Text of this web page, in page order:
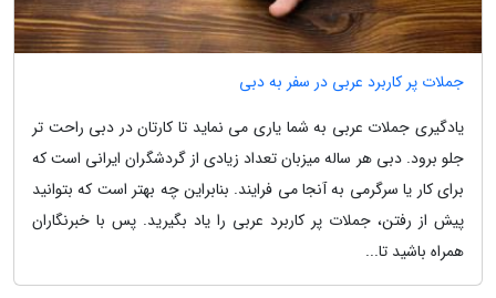
جملات پر کاربرد عربی در سفر به دبی
یادگیری جملات عربی به شما یاری می نماید تا کارتان در دبی راحت تر
جلو برود. دبی هر ساله میزبان تعداد زیادی از گردشگران ایرانی است که
برای کار یا سرگرمی به آنجا می فرایند. بنابراین چه بهتر است که بتوانید
پیش از رفتن، جملات پر کاربرد عربی را یاد بگیرید. پس با خبرنگاران
همراه باشید تا...